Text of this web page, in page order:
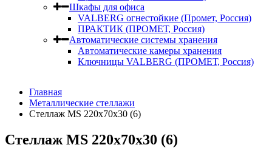
Шкафы для офиса
VALBERG огнестойкие (Промет, Россия)
ПРАКТИК (ПРОМЕТ, Россия)
Автоматические системы хранения
Автоматические камеры хранения
Ключницы VALBERG (ПРОМЕТ, Россия)
Главная
Металлические стеллажи
Стеллаж MS 220x70x30 (6)
Стеллаж MS 220x70x30 (6)